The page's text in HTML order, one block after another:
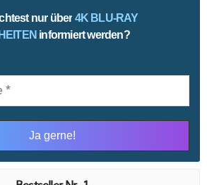
nur über 4K BLU-RAY
informiert werden?